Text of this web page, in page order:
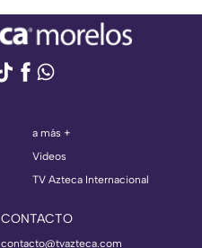
a más +
Videos
TV Azteca Internacional
CONTACTO
contacto@tvazteca.com